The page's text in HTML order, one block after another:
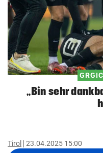
„Bin sehr
Tirol 23.04.2025 15:00